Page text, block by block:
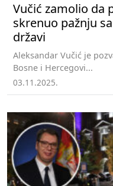
Vučić zamolio da
skrenuo pažnju
državi
Aleksandar Vučić je
Bosne i Hercegovi...
03.11.2025.